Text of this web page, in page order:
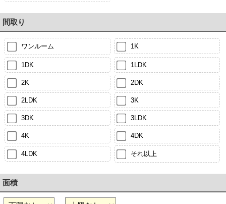
間取り
ワンルーム 1K
1DK 1LDK
2K 2DK
2LDK 3K
3DK 3LDK
4K 4DK
4LDK それ以上
面積